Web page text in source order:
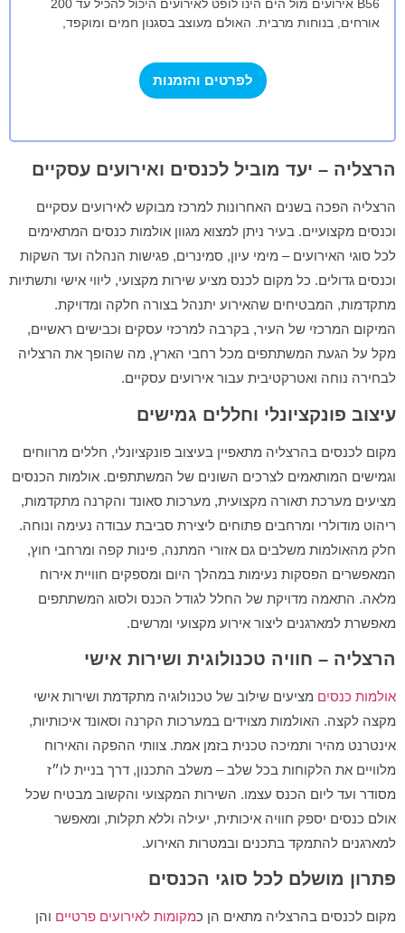
B56 אירועים מול הים הינו לופט לאירועים היכול להכיל עד 200
אורחים, בנוחות מרבית. האולם מעוצב בסגנון חמים ומוקפד,
לפרטים והזמנות
הרצליה – יעד מוביל לכנסים ואירועים עסקיים
הרצליה הפכה בשנים האחרונות למרכז מבוקש לאירועים עסקיים
וכנסים מקצועיים. בעיר ניתן למצוא מגוון אולמות כנסים המתאימים
לכל סוגי האירועים – מימי עיון, סמינרים, פגישות הנהלה ועד השקות
וכנסים גדולים. כל מקום לכנס מציע שירות מקצועי, ליווי אישי ותשתיות
מתקדמות, המבטיחים שהאירוע יתנהל בצורה חלקה ומדויקת.
המיקום המרכזי של העיר, בקרבה למרכזי עסקים וכבישים ראשיים,
מקל על הגעת המשתתפים מכל רחבי הארץ, מה שהופך את הרצליה
לבחירה נוחה ואטרקטיבית עבור אירועים עסקיים.
עיצוב פונקציונלי וחללים גמישים
מקום לכנסים בהרצליה מתאפיין בעיצוב פונקציונלי, חללים מרווחים
וגמישים המותאמים לצרכים השונים של המשתתפים. אולמות הכנסים
מציעים מערכת תאורה מקצועית, מערכות סאונד והקרנה מתקדמות,
ריהוט מודולרי ומרחבים פתוחים ליצירת סביבת עבודה נעימה ונוחה.
חלק מהאולמות משלבים גם אזורי המתנה, פינות קפה ומרחבי חוץ,
המאפשרים הפסקות נעימות במהלך היום ומספקים חוויית אירוח
מלאה. התאמה מדויקת של החלל לגודל הכנס ולסוג המשתתפים
מאפשרת למארגנים ליצור אירוע מקצועי ומרשים.
הרצליה – חוויה טכנולוגית ושירות אישי
אולמות כנסים מציעים שילוב של טכנולוגיה מתקדמת ושירות אישי
מקצה לקצה. האולמות מצוידים במערכות הקרנה וסאונד איכותיות,
אינטרנט מהיר ותמיכה טכנית בזמן אמת. צוותי ההפקה והאירוח
מלוויים את הלקוחות בכל שלב – משלב התכנון, דרך בניית לו״ז
מסודר ועד ליום הכנס עצמו. השירות המקצועי והקשוב מבטיח שכל
אולם כנסים יספק חוויה איכותית, יעילה וללא תקלות, ומאפשר
למארגנים להתמקד בתכנים ובמטרות האירוע.
פתרון מושלם לכל סוגי הכנסים
מקום לכנסים בהרצליה מתאים הן כמקומות לאירועים פרטיים והן